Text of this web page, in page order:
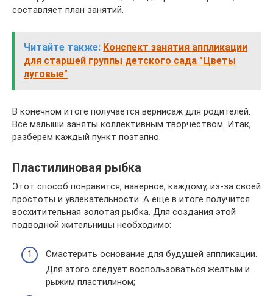
составляет план занятий.
Читайте также: Конспект занятия аппликации
для старшей группы детского сада "Цветы
луговые"
В конечном итоге получается вернисаж для родителей.
Все малыши заняты коллективным творчеством. Итак,
разберем каждый пункт поэтапно.
Пластилиновая рыбка
Этот способ понравится, наверное, каждому, из-за своей
простоты и увлекательности. А еще в итоге получится
восхитительная золотая рыбка. Для создания этой
подводной жительницы необходимо:
Смастерить основание для будущей аппликации.
Для этого следует воспользоваться желтым и
рыжим пластилином;